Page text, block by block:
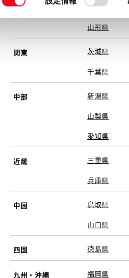
ご覧ください。
東北 青森県
山形県
関東 茨城県
千葉県
中部 新潟県
山梨県
愛知県
近畿 三重県
兵庫県
中国 鳥取県
山口県
四国 徳島県
九州・沖縄 福岡県
何ら
恐れ入りま
トヨタイムズ
取扱いについて TOYOTAアカウント利用規約
ALL RIGHTS RESERVED.